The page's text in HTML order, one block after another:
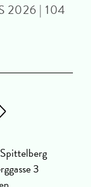
2026 | 104
3